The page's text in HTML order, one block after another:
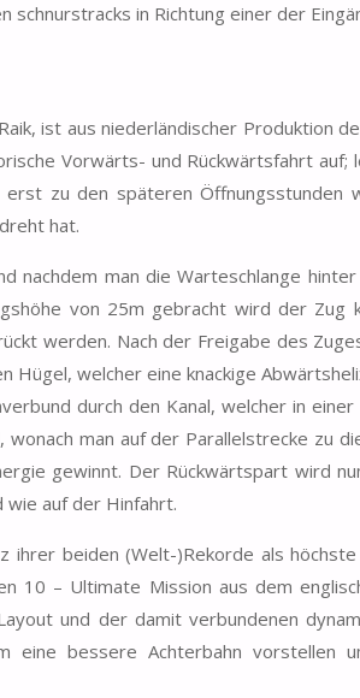
in Richtung einer der
ist aus niederländischer Produktion
Vorwärts- und Rückwärtsfahrt
zu den späteren Öffnungsstunden
hat.
nachdem man die Warteschlange
von 25m gebracht wird der Zug
werden. Nach der Freigabe des
Hügel, welcher eine knackige
durch den Kanal, welcher in
man auf der Parallelstrecke zu
gewinnt. Der Rückwärtspart wird
wie auf der Hinfahrt.
ihrer beiden (Welt-)Rekorde als
10 – Ultimate Mission aus dem
und der damit verbundenen
eine bessere Achterbahn vorstellen